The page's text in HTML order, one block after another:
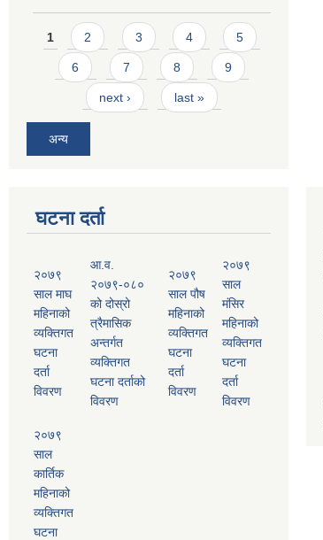
Pages
1 2 3 4 5
6 7 8 9
next › last »
अन्य
घटना दर्ता
२०७९
साल माघ
महिनाको
व्यक्तिगत
घटना
दर्ता
विवरण
आ.व.
२०७९-०८०
को दोस्रो
त्रैमासिक
अन्तर्गत
व्यक्तिगत
घटना दर्ताको
विवरण
२०७९
साल पौष
महिनाको
व्यक्तिगत
घटना
दर्ता
विवरण
२०७९
साल
मंसिर
महिनाको
व्यक्तिगत
घटना
दर्ता
विवरण
२०७९
साल
कार्तिक
महिनाको
व्यक्तिगत
घटना